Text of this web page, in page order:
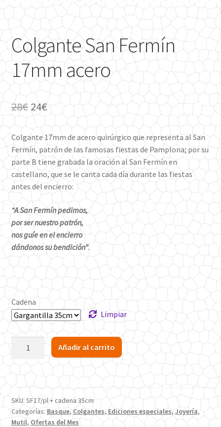
Colgante San Fermín
17mm acero
28€El
precio
original
era:
28€.
24€El
precio
actual
es:
24€.
Colgante 17mm de acero quirúrgico que representa al San
Fermín, patrón de las famosas fiestas de Pamplona; por su
parte B tiene grabada la oración al San Fermín en
castellano, que se le canta cada día durante las fiestas
antes del encierro:
“A San Fermín pedimos,
por ser nuestro patrón,
nos guíe en el encierro
dándonos su bendición”.
Cadena
Limpiar
San
Fermín
cantidad
Añadir al carrito
SKU: SF17/pl + cadena 35cm
Categorías: Basque,Colgantes, Ediciones especiales, Joyería,
Mutil, Ofertas del Mes